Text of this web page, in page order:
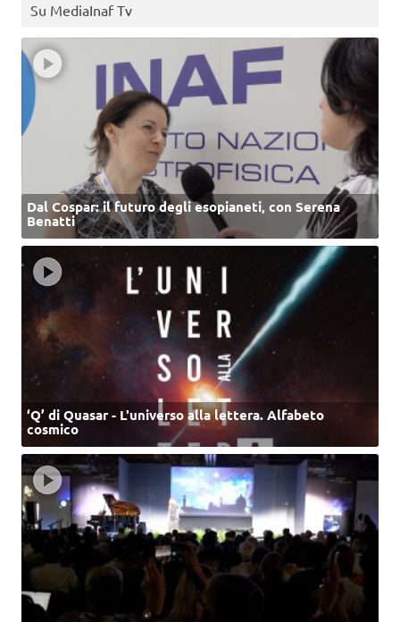
Su MediaInaf Tv
Dal Cospar: il futuro degli esopianeti, con Serena
Benatti
‘Q’ di Quasar - L'universo alla lettera. Alfabeto
cosmico